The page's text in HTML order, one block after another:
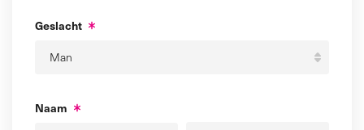
Geslacht
Naam